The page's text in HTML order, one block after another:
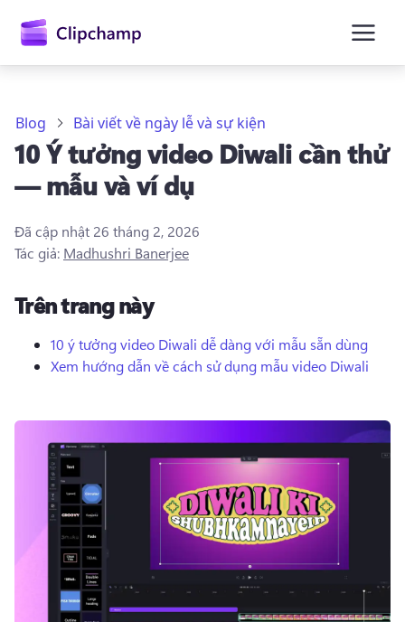
dung
chính
Đăng nhập
Dùng thử miễn phí
Blog Bài viết về ngày lễ và sự kiện
10 Ý tưởng video Diwali cần thử
— mẫu và ví dụ
Đã cập nhật 26 tháng 2, 2026
Tác giả: Madhushri Banerjee
Trên trang này
10 ý tưởng video Diwali dễ dàng với mẫu sẵn dùng
Xem hướng dẫn về cách sử dụng mẫu video Diwali